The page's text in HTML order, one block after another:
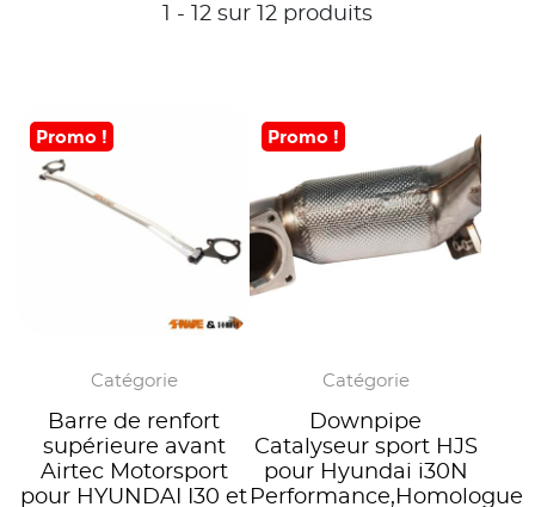
1 - 12 sur 12 produits
Promo !
Catégorie
Barre de renfort
supérieure avant
Airtec Motorsport
pour HYUNDAI I30 et
Promo !
Catégorie
Downpipe
Catalyseur sport HJS
pour Hyundai i30N
Performance,Homologue